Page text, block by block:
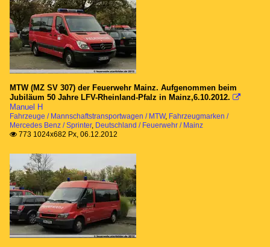
MTW (MZ SV 307) der Feuerwehr Mainz. Aufgenommen beim
Jubiläum 50 Jahre LFV-Rheinland-Pfalz in Mainz,6.10.2012. 
Manuel H
Fahrzeuge / Mannschaftstransportwagen / MTW, Fahrzeugmarken /
Mercedes Benz / Sprinter, Deutschland / Feuerwehr / Mainz
 773 1024x682 Px, 06.12.2012